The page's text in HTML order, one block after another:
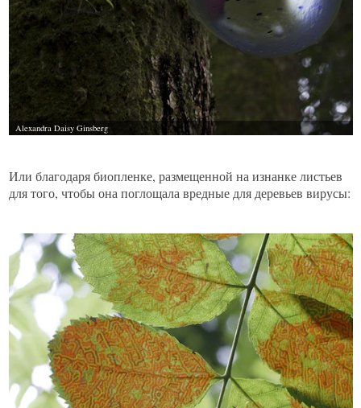
Или благодаря биопленке, размещенной на изнанке листьев
для того, чтобы она поглощала вредные для деревьев вирусы: